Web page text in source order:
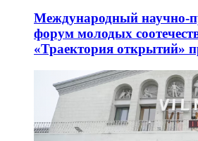
Международный научно-
форум молодых
«Траектория открытий»